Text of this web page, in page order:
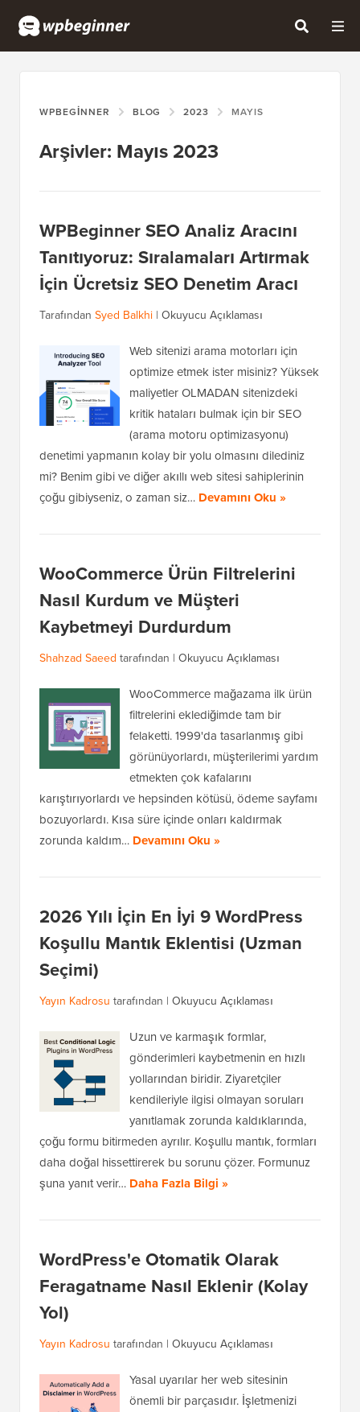
WPBEGINNER BLOG 2023 MAYIS
Arşivler: Mayıs 2023
WPBeginner SEO Analiz Aracını
Tanıtıyoruz: Sıralamaları Artırmak
İçin Ücretsiz SEO Denetim Aracı
Tarafından Syed Balkhi | Okuyucu Açıklaması
Web sitenizi arama motorları için
optimize etmek ister misiniz? Yüksek
maliyetler OLMADAN sitenizdeki
kritik hataları bulmak için bir SEO
(arama motoru optimizasyonu)
denetimi yapmanın kolay bir yolu olmasını dilediniz
mi? Benim gibi ve diğer akıllı web sitesi sahiplerinin
çoğu gibiyseniz, o zaman siz… Devamını Oku »
WooCommerce Ürün Filtrelerini
Nasıl Kurdum ve Müşteri
Kaybetmeyi Durdurdum
Shahzad Saeed tarafından | Okuyucu Açıklaması
WooCommerce mağazama ilk ürün
filtrelerini eklediğimde tam bir
felaketti. 1999'da tasarlanmış gibi
görünüyorlardı, müşterilerimi yardım
etmekten çok kafalarını
karıştırıyorlardı ve hepsinden kötüsü, ödeme sayfamı
bozuyorlardı. Kısa süre içinde onları kaldırmak
zorunda kaldım… Devamını Oku »
2026 Yılı İçin En İyi 9 WordPress
Koşullu Mantık Eklentisi (Uzman
Seçimi)
Yayın Kadrosu tarafından | Okuyucu Açıklaması
Uzun ve karmaşık formlar,
gönderimleri kaybetmenin en hızlı
yollarından biridir. Ziyaretçiler
kendileriyle ilgisi olmayan soruları
yanıtlamak zorunda kaldıklarında,
çoğu formu bitirmeden ayrılır. Koşullu mantık, formları
daha doğal hissettirerek bu sorunu çözer. Formunuz
şuna yanıt verir… Daha Fazla Bilgi »
WordPress'e Otomatik Olarak
Feragatname Nasıl Eklenir (Kolay
Yol)
Yayın Kadrosu tarafından | Okuyucu Açıklaması
Yasal uyarılar her web sitesinin
önemli bir parçasıdır. İşletmenizi